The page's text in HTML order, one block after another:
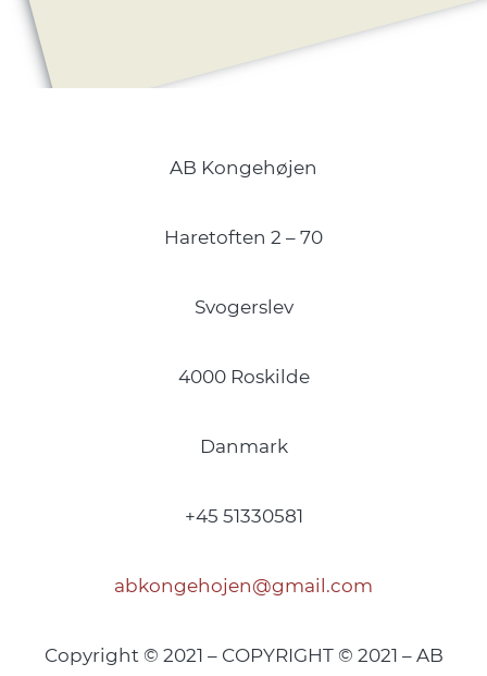
AB Kongehøjen
Haretoften 2 – 70
Svogerslev
4000 Roskilde
Danmark
+45 51330581
abkongehojen@gmail.com
Copyright © 2021 – COPYRIGHT © 2021 – AB